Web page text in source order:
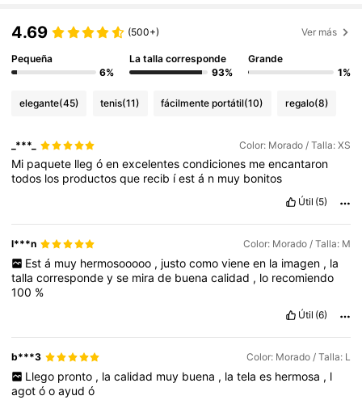
4.69 (500+) Ver más
Pequeña
6%
La talla corresponde
93%
Grande
1%
elegante(45) tenis(11) fácilmente portátil(10) regalo(8)
_***_ Color: Morado / Talla: XS
Mi paquete llegóenexcelentescondiciones meencantaron
todos los productosque recib íestá n muy bonitos
Útil (5)
l***n Color: Morado / Talla: M
Est á muy hermosooooo , justo como viene en la imagen , la
tallacorrespondeyse mirade buenacalidad , lo recomiendo
100 %
Útil (6)
b***3 Color: Morado / Talla: L
Llego pronto , la calidad muy buena , la tela es hermosa , l
agotóoayudó